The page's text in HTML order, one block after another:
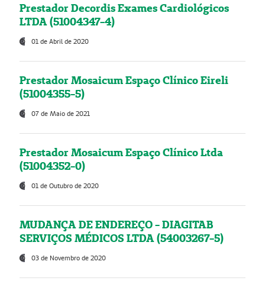
Prestador Decordis Exames Cardiológicos
LTDA (51004347-4)
01 de Abril de 2020
Prestador Mosaicum Espaço Clínico Eireli
(51004355-5)
07 de Maio de 2021
Prestador Mosaicum Espaço Clínico Ltda
(51004352-0)
01 de Outubro de 2020
MUDANÇA DE ENDEREÇO - DIAGITAB
SERVIÇOS MÉDICOS LTDA (54003267-5)
03 de Novembro de 2020